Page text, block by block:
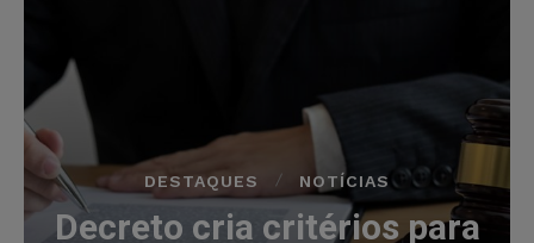
DESTAQUES NOTÍCIAS
Decreto cria critérios para